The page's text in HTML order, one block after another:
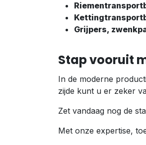
Grijpers,
Stap vooruit
In de moderne
zijde kunt u er zeker
Zet vandaag nog de
Met onze expertise,